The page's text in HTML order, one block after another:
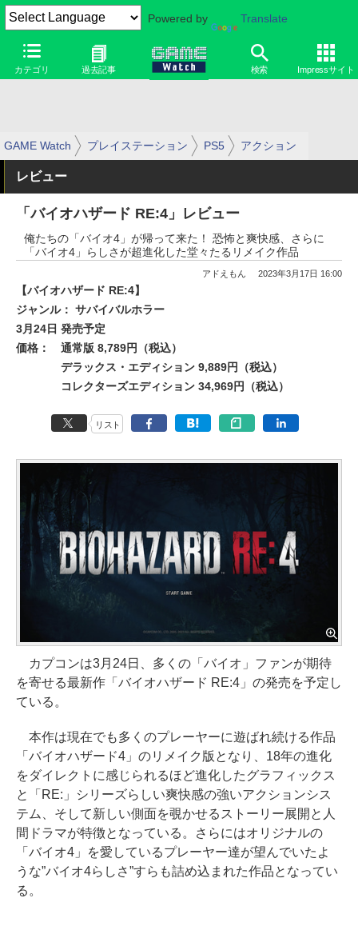
Powered by Translate
カテゴリ 過去記事 検索 Impressサイト
GAME Watch プレイステーション PS5 アクション
レビュー
「バイオハザード RE:4」レビュー
俺たちの「バイオ4」が帰って来た！ 恐怖と爽快感、さらに
「バイオ4」らしさが超進化した堂々たるリメイク作品
アドえもん 2023年3月17日 16:00
【バイオハザード RE:4】
ジャンル： サバイバルホラー
3月24日 発売予定
価格：
通常版 8,789円（税込）
デラックス・エディション 9,889円（税込）
コレクターズエディション 34,969円（税込）
リスト
カプコンは3月24日、多くの「バイオ」ファンが期待
を寄せる最新作「バイオハザード RE:4」の発売を予定し
ている。
本作は現在でも多くのプレーヤーに遊ばれ続ける作品
「バイオハザード4」のリメイク版となり、18年の進化
をダイレクトに感じられるほど進化したグラフィックス
と「RE:」シリーズらしい爽快感の強いアクションシス
テム、そして新しい側面を覗かせるストーリー展開と人
間ドラマが特徴となっている。さらにはオリジナルの
「バイオ4」を愛しているプレーヤー達が望んでいたよ
うな”バイオ4らしさ”すらも詰め込まれた作品となってい
る。